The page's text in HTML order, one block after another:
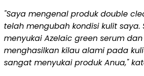
"Saya mengenal produk double
telah mengubah kondisi kulit saya.
menyukai Azelaic green serum dan
menghasilkan kilau alami pada
sangat menyukai produk Anua,"